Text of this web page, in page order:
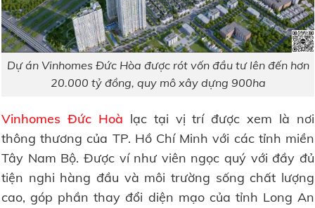
Dự án Vinhomes Đức Hòa được rót vốn đầu tư lên đến hơn
20.000 tỷ đồng, quy mô xây dựng 900ha
Vinhomes Đức Hoà lạc tại vị trí được xem là nơi
thông thương của TP. Hồ Chí Minh với các tỉnh miền
Tây Nam Bộ. Được ví như viên ngọc quý với đầy đủ
tiện nghi hàng đầu và môi trường sống chất lượng
cao, góp phần thay đổi diện mạo của tỉnh Long An